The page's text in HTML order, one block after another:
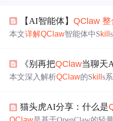
【AI智能体】 QClaw 整
本文详解QClaw智能体中Skill
介绍本地部署（直接放置、
I）、手动创建、魔法生成、
度与安全本地化优势。
《别再把QClaw当聊天
本文深入解析QClaw的Skills
调用机制、工作流构建方式
略，并指出模块化、专业化
猫头虎AI分享：什么是